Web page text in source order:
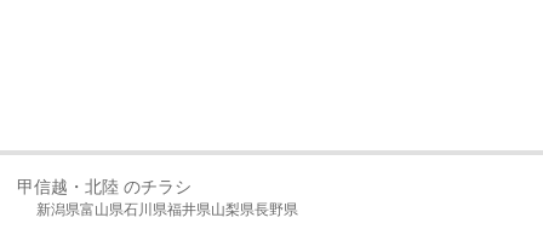
甲信越・北陸 のチラシ
新潟県富山県石川県福井県山梨県長野県